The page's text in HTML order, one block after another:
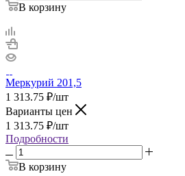
В корзину
Меркурий 201,5
1 313.75 ₽/шт
Варианты цен
1 313.75 ₽/шт
Подробности
В корзину